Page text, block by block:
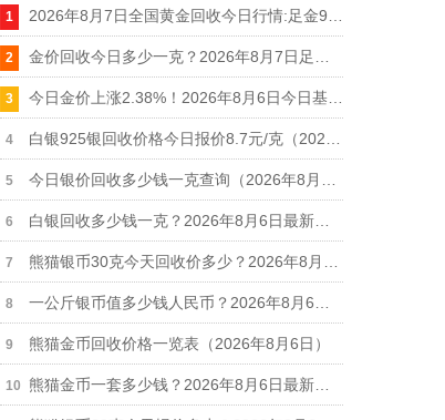
熊猫金币回收价格一览表（2026年8月6日）